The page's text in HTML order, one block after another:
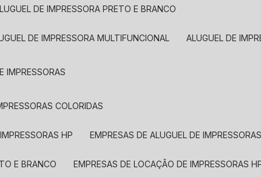
ALUGUEL DE IMPRESSORA PRETO E BRANCO
DE IMPRESSORA MULTIFUNCIONAL ALUGUEL DE
IMPRESSORAS
COLORIDAS
HP EMPRESAS DE ALUGUEL DE
E BRANCO EMPRESAS DE LOCAÇÃO DE IMPRESSORAS